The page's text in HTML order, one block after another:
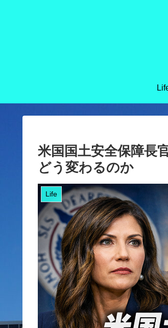
米国国土安全保障長
どう変わるのか
Life